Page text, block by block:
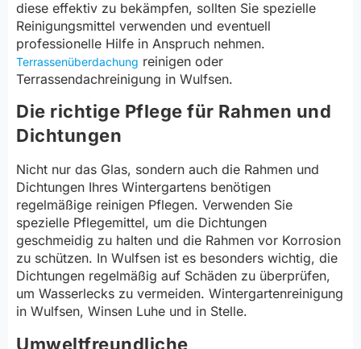
diese effektiv zu bekämpfen, sollten Sie spezielle
Reinigungsmittel verwenden und eventuell
professionelle Hilfe in Anspruch nehmen.
Terrassenüberdachung reinigen oder
Terrassendachreinigung in Wulfsen.
Die richtige Pflege für Rahmen und
Dichtungen
Nicht nur das Glas, sondern auch die Rahmen und
Dichtungen Ihres Wintergartens benötigen
regelmäßige reinigen Pflegen. Verwenden Sie
spezielle Pflegemittel, um die Dichtungen
geschmeidig zu halten und die Rahmen vor Korrosion
zu schützen. In Wulfsen ist es besonders wichtig, die
Dichtungen regelmäßig auf Schäden zu überprüfen,
um Wasserlecks zu vermeiden. Wintergartenreinigung
in Wulfsen, Winsen Luhe und in Stelle.
Umweltfreundliche